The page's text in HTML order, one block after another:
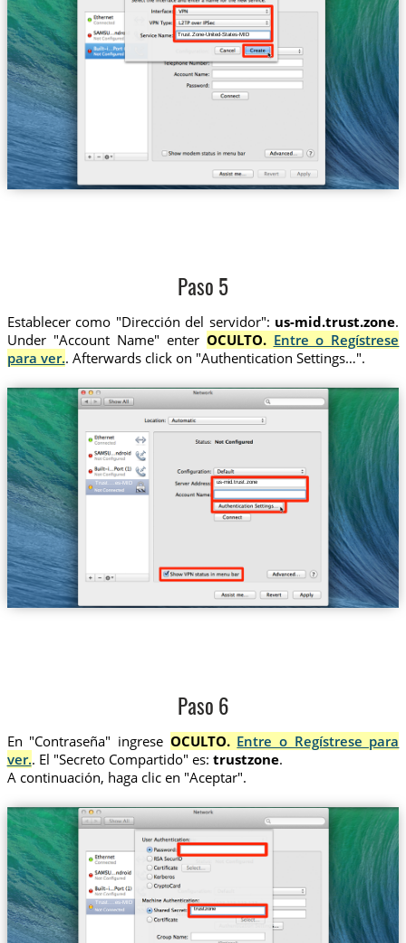
Trust.Zone-United-States-MID
Paso 5
Establecer como "Dirección del servidor": us-mid.trust.zone.
Under "Account Name" enter OCULTO. Entre o Regístrese
para ver.. Afterwards click on "Authentication Settings…".
Trust....es-MID us-mid.trust.zone
Paso 6
En "Contraseña" ingrese OCULTO. Entre o Regístrese para
ver.. El "Secreto Compartido" es: trustzone.
A continuación, haga clic en "Aceptar".
Trust....es-MID
trustzone